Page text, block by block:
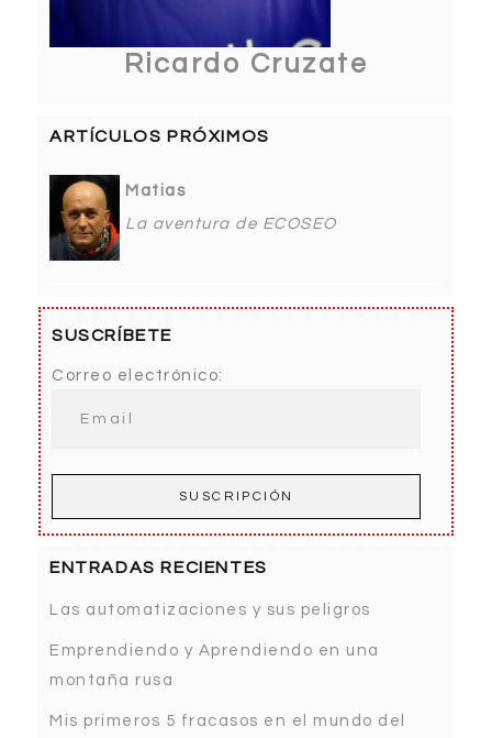
Ricardo Cruzate
ARTÍCULOS PRÓXIMOS
Matias
La aventura de ECOSEO
SUSCRÍBETE
Correo electrónico:
ENTRADAS RECIENTES
Las automatizaciones y sus peligros
Emprendiendo y Aprendiendo en una
montaña rusa
Mis primeros 5 fracasos en el mundo del